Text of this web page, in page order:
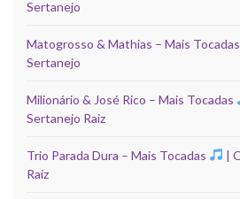
Sertanejo
Matogrosso & Mathias – Mais Tocadas
Sertanejo
Milionário & José Rico – Mais Tocadas
Sertanejo Raiz
Trio Parada Dura – Mais Tocadas
|
Raiz